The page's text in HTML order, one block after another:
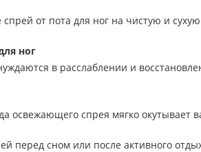
от пота для ног на чистую и
ног
в расслаблении и
освежающего спрея мягко
перед сном или после активного